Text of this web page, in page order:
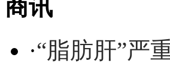
商讯
·“脂肪肝”严